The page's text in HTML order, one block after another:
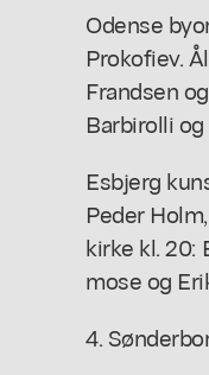
Odense
Prokofiev.
Frandsen
Barbirolli og
Esbjerg
Peder
kirke kl. 20:
mose og
4.